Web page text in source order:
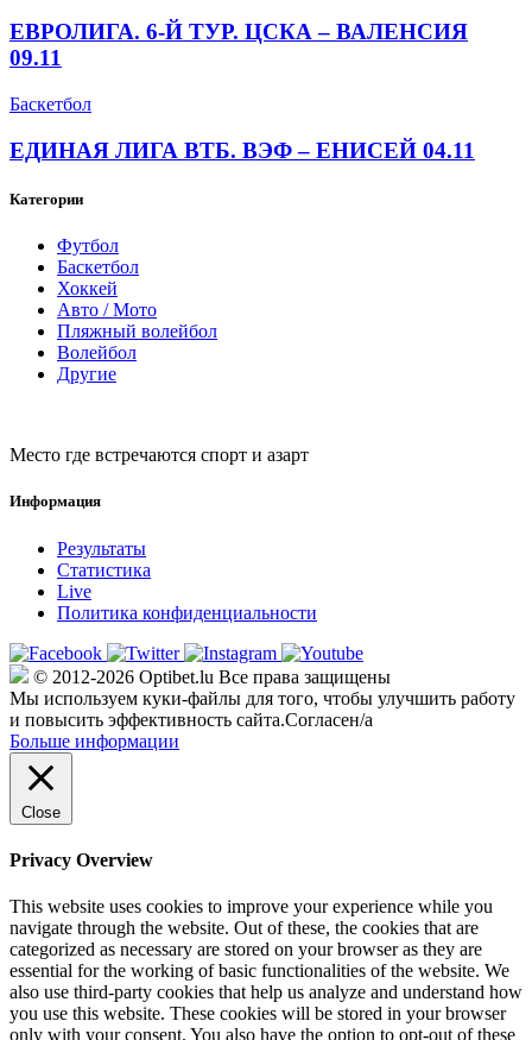
ЕВРОЛИГА. 6-Й ТУР. ЦСКА – ВАЛЕНСИЯ
09.11
Баскетбол
ЕДИНАЯ ЛИГА ВТБ. ВЭФ – ЕНИСЕЙ 04.11
Категории
Футбол
Баскетбол
Хоккей
Авто / Мото
Пляжный волейбол
Волейбол
Другие
Место где встречаются спорт и азарт
Информация
Результаты
Статистика
Live
Политика конфиденциальности
© 2012-2026 Optibet.lu Все права защищены
Мы используем куки-файлы для того, чтобы улучшить работу
и повысить эффективность сайта.Согласен/а
Больше информации
Close
Privacy Overview
This website uses cookies to improve your experience while you
navigate through the website. Out of these, the cookies that are
categorized as necessary are stored on your browser as they are
essential for the working of basic functionalities of the website. We
also use third-party cookies that help us analyze and understand how
you use this website. These cookies will be stored in your browser
only with your consent. You also have the option to opt-out of these